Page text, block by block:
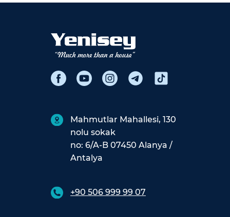
Mahmutlar Mahallesi, 130
nolu sokak
no: 6/A-B 07450 Alanya /
Antalya
+90 506 999 99 07